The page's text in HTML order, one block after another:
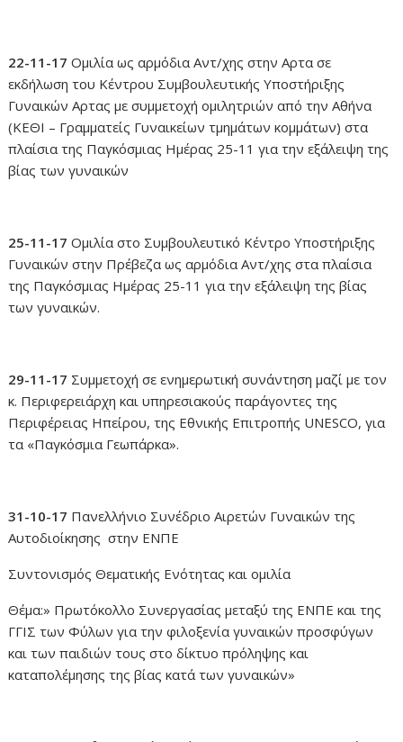
22-11-17 Ομιλία ως αρμόδια Αντ/χης στην Αρτα σε
εκδήλωση του Κέντρου Συμβουλευτικής Υποστήριξης
Γυναικών Αρτας με συμμετοχή ομιλητριών από την Αθήνα
(ΚΕΘΙ – Γραμματείς Γυναικείων τμημάτων κομμάτων) στα
πλαίσια της Παγκόσμιας Ημέρας 25-11 για την εξάλειψη της
βίας των γυναικών
25-11-17 Ομιλία στο Συμβουλευτικό Κέντρο Υποστήριξης
Γυναικών στην Πρέβεζα ως αρμόδια Αντ/χης στα πλαίσια
της Παγκόσμιας Ημέρας 25-11 για την εξάλειψη της βίας
των γυναικών.
29-11-17 Συμμετοχή σε ενημερωτική συνάντηση μαζί με τον
κ. Περιφερειάρχη και υπηρεσιακούς παράγοντες της
Περιφέρειας Ηπείρου, της Εθνικής Επιτροπής UNESCO, για
τα «Παγκόσμια Γεωπάρκα».
31-10-17 Πανελλήνιο Συνέδριο Αιρετών Γυναικών της
Αυτοδιοίκησης στην ΕΝΠΕ
Συντονισμός Θεματικής Ενότητας και ομιλία
Θέμα:» Πρωτόκολλο Συνεργασίας μεταξύ της ΕΝΠΕ και της
ΓΓΙΣ των Φύλων για την φιλοξενία γυναικών προσφύγων
και των παιδιών τους στο δίκτυο πρόληψης και
καταπολέμησης της βίας κατά των γυναικών»